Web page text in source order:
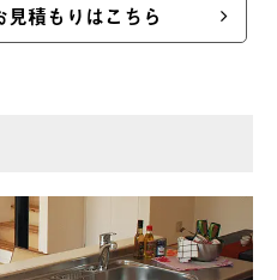
積もりはこちら